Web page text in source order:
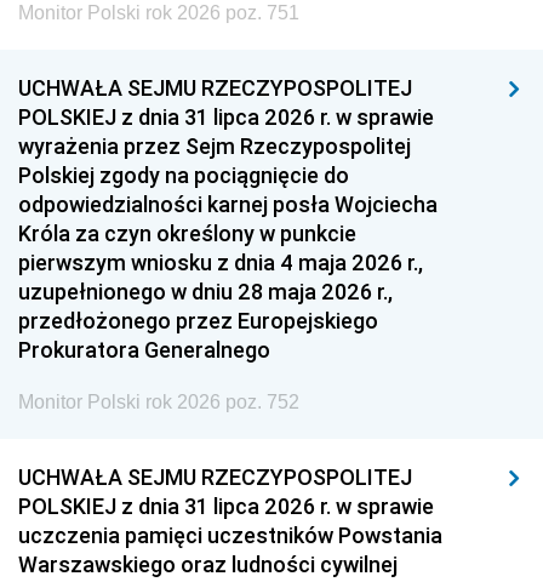
Monitor Polski rok 2026 poz. 751
UCHWAŁA SEJMU RZECZYPOSPOLITEJ
POLSKIEJ z dnia 31 lipca 2026 r. w sprawie
wyrażenia przez Sejm Rzeczypospolitej
Polskiej zgody na pociągnięcie do
odpowiedzialności karnej posła Wojciecha
Króla za czyn określony w punkcie
pierwszym wniosku z dnia 4 maja 2026 r.,
uzupełnionego w dniu 28 maja 2026 r.,
przedłożonego przez Europejskiego
Prokuratora Generalnego
Monitor Polski rok 2026 poz. 752
UCHWAŁA SEJMU RZECZYPOSPOLITEJ
POLSKIEJ z dnia 31 lipca 2026 r. w sprawie
uczczenia pamięci uczestników Powstania
Warszawskiego oraz ludności cywilnej